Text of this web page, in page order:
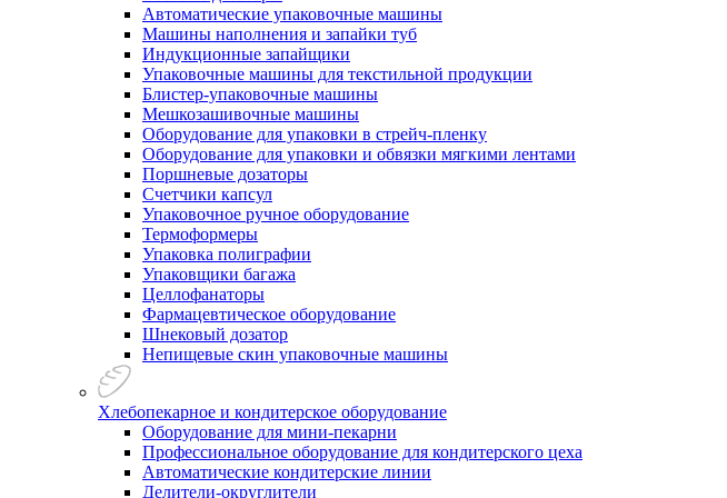
Автоматические упаковочные машины
Машины наполнения и запайки туб
Индукционные запайщики
Упаковочные машины для текстильной продукции
Блистер-упаковочные машины
Мешкозашивочные машины
Оборудование для упаковки в стрейч-пленку
Оборудование для упаковки и обвязки мягкими лентами
Поршневые дозаторы
Счетчики капсул
Упаковочное ручное оборудование
Термоформеры
Упаковка полиграфии
Упаковщики багажа
Целлофанаторы
Фармацевтическое оборудование
Шнековый дозатор
Непищевые скин упаковочные машины
Хлебопекарное и кондитерское оборудование
Оборудование для мини-пекарни
Профессиональное оборудование для кондитерского цеха
Автоматические кондитерские линии
Делители-округлители